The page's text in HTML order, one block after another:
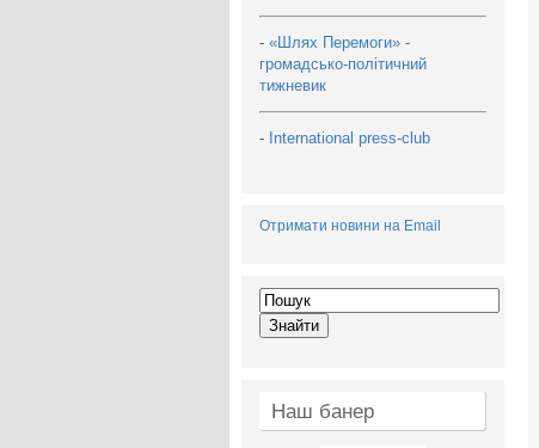
- «Шлях Перемоги» -
громадсько-політичний
тижневик
- International press-club
Отримати новини на Email
Наш банер